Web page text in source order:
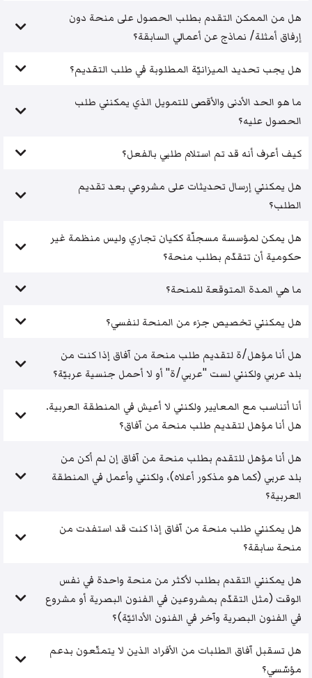
هل من الممكن التقدم بطلب الحصول على منحة دون
إرفاق أمثلة/ نماذج عن أعمالي السابقة؟
هل يجب تحديد الميزانيّة المطلوبة في طلب التقديم؟
ما هو الحد الأدنى والأقصى للتمويل الذي يمكنني طلب
الحصول عليه؟
كيف أعرف أنه قد تم استلام طلبي بالفعل؟
هل يمكنني إرسال تحديثات على مشروعي بعد تقديم
الطلب؟
هل يمكن لمؤسسة مسجلّة ككيان تجاري وليس منظمة غير
حكومية أن تتقدّم بطلب منحة؟
ما هي المدة المتوقعة للمنحة؟
هل يمكنني تخصيص جزء من المنحة لنفسي؟
هل أنا مؤهل/ة لتقديم طلب منحة من آفاق إذا كنت من
بلد عربي ولكنني لست "عربي/ة" أو لا أحمل جنسية عربيّة؟
أنا أتناسب مع المعايير ولكنني لا أعيش في المنطقة العربية.
هل أنا مؤهل لتقديم طلب منحة من آفاق؟
هل أنا مؤهل للتقدم بطلب منحة من آفاق إن لم أكن من
بلد عربي (كما هو مذكور أعلاه)، ولكنني وأعمل في المنطقة
العربية؟
هل يمكنني طلب منحة من آفاق إذا كنت قد استفدت من
منحة سابقة؟
هل يمكنني التقدم بطلب لأكثر من منحة واحدة في نفس
الوقت (مثل التقدّم بمشروعين في الفنون البصرية أو مشروع
في الفنون البصرية وآخر في الفنون الأدائيّة)؟
هل تسقبل آفاق الطلبات من الأفراد الذين لا يتمتّعون بدعم
مؤسّسي؟